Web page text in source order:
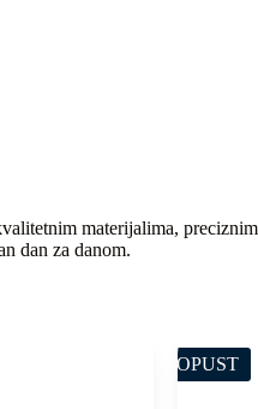
materijalima,
dan za danom.
POPUST